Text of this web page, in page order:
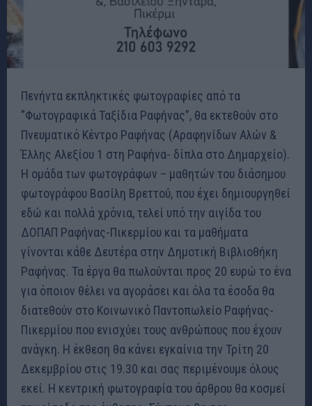
Πενήντα εκπληκτικές φωτογραφίες από τα
”Φωτογραφικά Ταξίδια Ραφήνας”, θα εκτεθούν στο
Πνευματικό Κέντρο Ραφήνας (Αραφηνίδων Αλών &
Έλλης Αλεξίου 1 στη Ραφήνα- δίπλα στο Δημαρχείο).
Η ομάδα των φωτογράφων – μαθητών του διάσημου
φωτογράφου Βασίλη Βρεττού, που έχει δημιουργηθεί
εδώ και πολλά χρόνια, τελεί υπό την αιγίδα του
ΔΟΠΑΠ Ραφήνας-Πικερμίου και τα μαθήματα
γίνονται κάθε Δευτέρα στην Δημοτική Βιβλιοθήκη
Ραφήνας. Τα έργα θα πωλούνται προς 20 ευρώ το ένα
για όποιον θέλει να αγοράσει και όλα τα έσοδα θα
διατεθούν στο Κοινωνικό Παντοπωλείο Ραφήνας-
Πικερμίου που ενισχύει τους ανθρώπους που έχουν
ανάγκη. Η έκθεση θα κάνει εγκαίνια την Τρίτη 20
Δεκεμβρίου στις 19.30 και σας περιμένουμε όλους
εκεί. Η κεντρική φωτογραφία του άρθρου θα κοσμεί